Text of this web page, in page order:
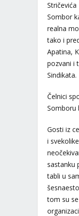
Sombor
realna
tako i
Apatina,
pozvani i
Sindikata.
Čelnici
Somboru
Gosti iz
i
sastanku
tabli u
tom su